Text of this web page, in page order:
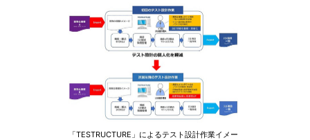
「TESTRUCTURE」によるテスト設計作業イメー